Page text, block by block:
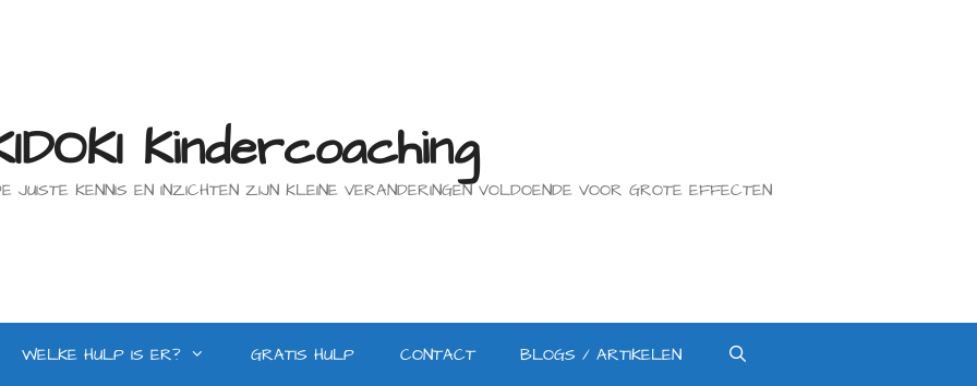
Kindercoaching
JUISTE KENNIS EN INZICHTEN ZIJN KLEINE VERANDERINGEN VOLDOENDE VOOR GROTE EFFECTEN
WELKE HULP IS ER? GRATIS HULP CONTACT BLOGS / ARTIKELEN